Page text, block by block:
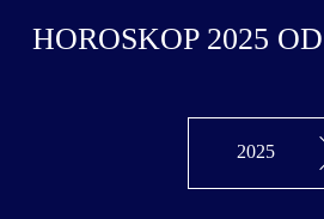
HOROSKOP 2025
2025